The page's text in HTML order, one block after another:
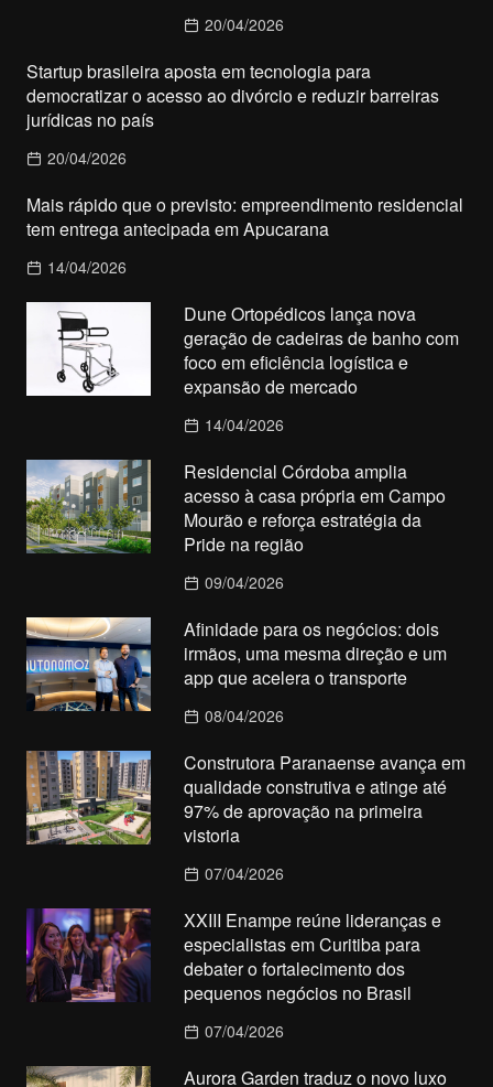
20/04/2026
Startup brasileira aposta em tecnologia para
democratizar o acesso ao divórcio e reduzir barreiras
jurídicas no país
20/04/2026
Mais rápido que o previsto: empreendimento residencial
tem entrega antecipada em Apucarana
14/04/2026
Dune Ortopédicos lança nova
geração de cadeiras de banho com
foco em eficiência logística e
expansão de mercado
14/04/2026
Residencial Córdoba amplia
acesso à casa própria em Campo
Mourão e reforça estratégia da
Pride na região
09/04/2026
Afinidade para os negócios: dois
irmãos, uma mesma direção e um
app que acelera o transporte
08/04/2026
Construtora Paranaense avança em
qualidade construtiva e atinge até
97% de aprovação na primeira
vistoria
07/04/2026
XXIII Enampe reúne lideranças e
especialistas em Curitiba para
debater o fortalecimento dos
pequenos negócios no Brasil
07/04/2026
Aurora Garden traduz o novo luxo